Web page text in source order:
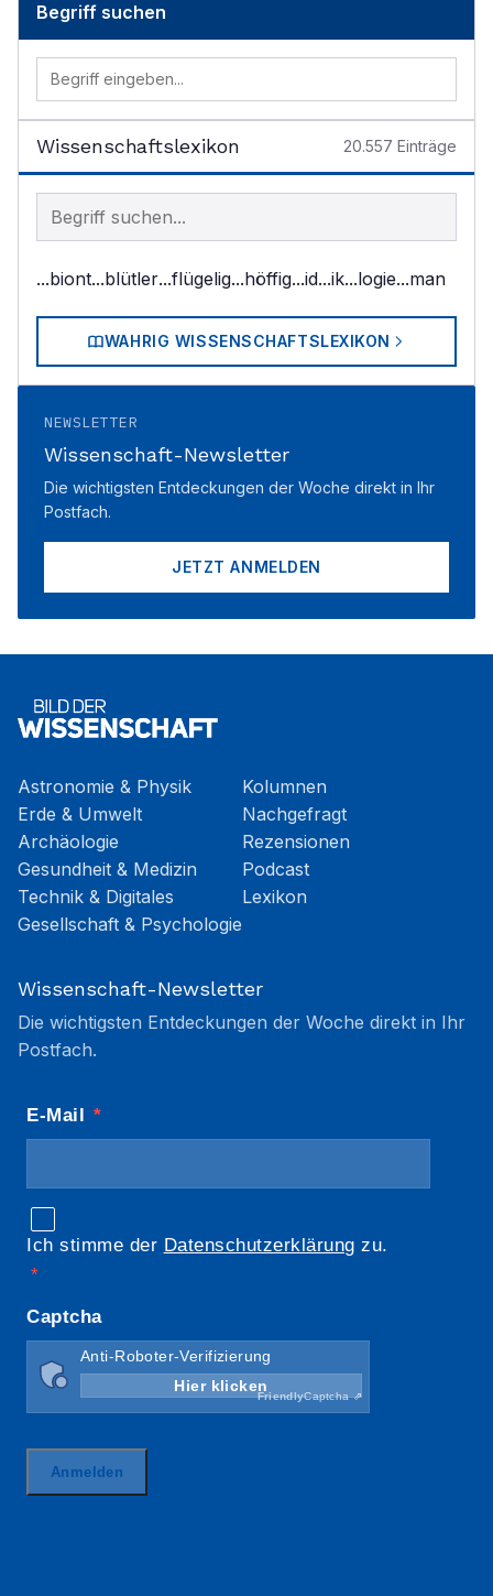
Begriff suchen
Wissenschaftslexikon 20.557 Einträge
Begriff im Lexikon suchen
...biont...blütler...flügelig...höffig...id...ik...logie...man
WAHRIG WISSENSCHAFTSLEXIKON
NEWSLETTER
Wissenschaft-Newsletter
Die wichtigsten Entdeckungen der Woche direkt in Ihr
Postfach.
JETZT ANMELDEN
Astronomie & Physik
Erde & Umwelt
Archäologie
Gesundheit & Medizin
Technik & Digitales
Gesellschaft & Psychologie
Kolumnen
Nachgefragt
Rezensionen
Podcast
Lexikon
Wissenschaft-Newsletter
Die wichtigsten Entdeckungen der Woche direkt in Ihr
Postfach.